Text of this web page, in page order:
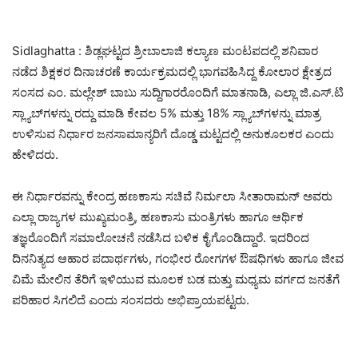
Sidlaghatta : ಶಿಡ್ಲಘಟ್ಟದ ಶ್ರೀಬಾಲಾಜಿ ಕಲ್ಯಾಣ ಮಂಟಪದಲ್ಲಿ ಶನಿವಾರ
ನಡೆದ ಶಿಕ್ಷಕರ ದಿನಾಚರಣೆ ಕಾರ್ಯಕ್ರಮದಲ್ಲಿ ಭಾಗವಹಿಸಿದ್ದ ಕೋಲಾರ ಕ್ಷೇತ್ರದ
ಸಂಸದ ಎಂ. ಮಲ್ಲೇಶ್ ಬಾಬು ಸುದ್ದಿಗಾರರೊಂದಿಗೆ ಮಾತನಾಡಿ, ಎಲ್ಲಾ ಜಿ.ಎಸ್.ಟಿ
ಸ್ಲ್ಯಾಬ್‌ಗಳನ್ನು ರದ್ದು ಮಾಡಿ ಕೇವಲ 5% ಮತ್ತು 18% ಸ್ಲ್ಯಾಬ್‌ಗಳನ್ನು ಮಾತ್ರ
ಉಳಿಸುವ ನಿರ್ಧಾರ ಜನಸಾಮಾನ್ಯರಿಗೆ ದೊಡ್ಡ ಮಟ್ಟದಲ್ಲಿ ಅನುಕೂಲಕರ ಎಂದು
ಹೇಳಿದರು.
ಈ ನಿರ್ಧಾರವನ್ನು ಕೇಂದ್ರ ಹಣಕಾಸು ಸಚಿವೆ ನಿರ್ಮಲಾ ಸೀತಾರಾಮನ್ ಅವರು
ಎಲ್ಲಾ ರಾಜ್ಯಗಳ ಮುಖ್ಯಮಂತ್ರಿ, ಹಣಕಾಸು ಮಂತ್ರಿಗಳು ಹಾಗೂ ಆರ್ಥಿಕ
ತಜ್ಞರೊಂದಿಗೆ ಸಮಾಲೋಚನೆ ನಡೆಸಿದ ಬಳಿಕ ಕೈಗೊಂಡಿದ್ದಾರೆ. ಇದರಿಂದ
ದಿನನಿತ್ಯದ ಆಹಾರ ಪದಾರ್ಥಗಳು, ಗಂಭೀರ ರೋಗಗಳ ಔಷಧಿಗಳು ಹಾಗೂ ಜೀವ
ವಿಮೆ ಮೇಲಿನ ತೆರಿಗೆ ಇಳಿಯುವ ಮೂಲಕ ಬಡ ಮತ್ತು ಮಧ್ಯಮ ವರ್ಗದ ಜನತೆಗೆ
ಪರಿಹಾರ ಸಿಗಲಿದೆ ಎಂದು ಸಂಸದರು ಅಭಿಪ್ರಾಯಪಟ್ಟರು.